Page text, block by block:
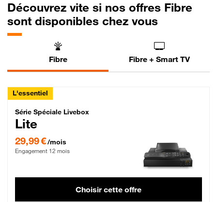
Découvrez vite si nos offres Fibre
sont disponibles chez vous
Fibre Fibre + Smart TV
L'essentiel
Série Spéciale Livebox Lite Fibre
Série Spéciale Livebox
Lite
29,99 €/mois
Engagement 12 mois
Choisir cette offre